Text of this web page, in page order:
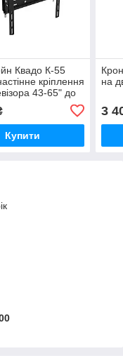
Квадо К-55
кріплення
43-65" до
до 400х400 мм
Купити
на
3